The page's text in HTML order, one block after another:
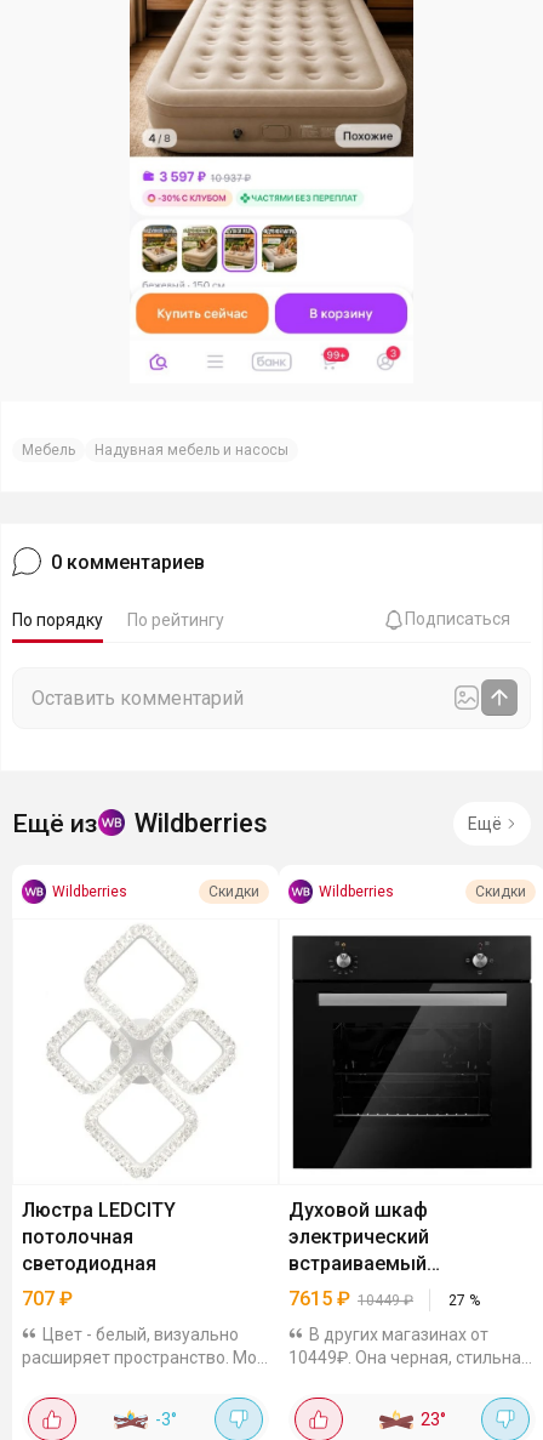
Мебель Надувная мебель и насосы
0 комментариев
По порядку По рейтингу Подписаться
Ещё из Wildberries Ещё
Wildberries Скидки
Люстра LEDCITY
потолочная
светодиодная
707 ₽
Цвет - белый, визуально
расширяет пространство. Моя
выглядеть больше. Пульт в
комплекте. Можно делать
-3°
Wildberries Скидки
Духовой шкаф
электрический
встраиваемый
Weissgauff EOM 180 B, 60
7615 ₽ 10449₽ 27 %
В других магазинах от
10449₽. Она черная, стильная.
готовили одновременно
противень с мясом и решетку
23°